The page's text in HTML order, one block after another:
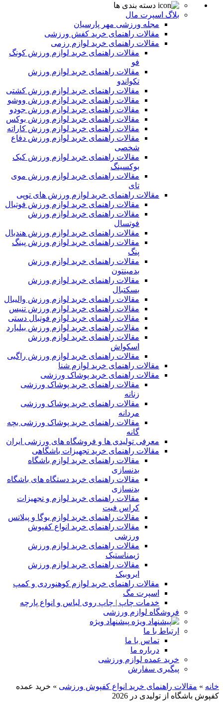
دسته بندی ها
بلاگ اسپرت مال
مجله ورزشی مهر پارسیان
مقالات راهنمای خرید کفش ورزشی
مقالات راهنمای خرید لوازم رزمی
مقالات راهنمای خرید لوازم ورزش کونگ
فو
مقالات راهنمای خرید لوازم ورزش
تکواندو
مقالات راهنمای خرید لوازم ورزش کشتی
مقالات راهنمای خرید لوازم ورزش ووشو
مقالات راهنمای خرید لوازم ورزش جودو
مقالات راهنمای خرید لوازم ورزش بوکس
مقالات راهنمای خرید لوازم ورزش کاراته
مقالات راهنمای خرید لوازم ورزش دفاع
شخصی
مقالات راهنمای خرید لوازم ورزش کیک
بوکسینگ
مقالات راهنمای خرید لوازم ورزش موی
تای
مقالات راهنمای خرید لوازم ورزش های توپی
مقالات راهنمای خرید لوازم ورزش فوتبال
مقالات راهنمای خرید لوازم ورزش
فوتسال
مقالات راهنمای خرید لوازم ورزش هندبال
مقالات راهنمای خرید لوازم ورزش پینگ
پنگ
مقالات راهنمای خرید لوازم ورزش
بدمینتون
مقالات راهنمای خرید لوازم ورزش
بسکتبال
مقالات راهنمای خرید لوازم ورزش والیبال
مقالات راهنمای خرید لوازم ورزش تنیس
مقالات راهنمای خرید لوازم فوتبال دستی
مقالات راهنمای خرید لوازم ورزش بیلیارد
مقالات راهنمای خرید لوازم ورزش
اسکواش
مقالات راهنمای خرید لوازم ورزش راگبی
مقالات راهنمای خرید لوازم شنا
مقالات راهنمای خرید پوشاک ورزشی
مقالات راهنمای خرید پوشاک ورزشی
زنانه
مقالات راهنمای خرید پوشاک ورزشی
مردانه
مقالات راهنمای خرید پوشاک ورزشی بچه
گانه
معرفی تولیدی ها و فروشگاه های ورزشی ایران
مقالات راهنمای خرید تجهیزات باشگاهی
مقالات راهنمای خرید لوازم باشگاه
بدنسازی
مقالات راهنمای خرید دستگاه های باشگاه
بدنسازی
مقالات راهنمای خرید لوازم و تجهیزات
کراس فیت
مقالات راهنمای خرید لوازم یوگا و پیلاتس
مقالات راهنمای خرید انواع کفپوش
ورزشی
مقالات راهنمای خرید لوازم ورزش
ژیمناستیک
مقالات راهنمای خرید لوازم ورزش
ایروبیک
مقالات راهنمای خرید لوازم کوهنوردی و کمپ
اسپرت مگ
خدمات چاپ | چاپ روی لباس و انواع پارچه
فروشگاه لوازم ورزشی
پیشنهاد ویژه
ارتباط با ما
تماس با ما
درباره ما
خرید عمده لوازم ورزشی
پیگیری سفارش
خانه » مقالات راهنمای خرید انواع کفپوش ورزشی » خرید عمده
کفپوش باشگاه از تولیدی در 2026